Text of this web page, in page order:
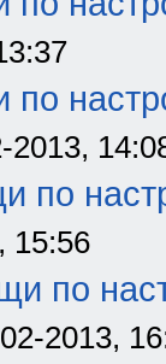
2013,
по
15:56
по
2013,